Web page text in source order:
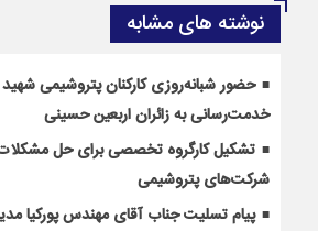
نوشته های مشابه
حضور شبانه‌روزی کارکنان پتروشیمی شهید
خدمت‌رسانی به زائران اربعین حسینی
تشکیل کارگروه تخصصی برای حل
شرکت‌های پتروشیمی
پیام تسلیت جناب آقای مهندس پوركیا